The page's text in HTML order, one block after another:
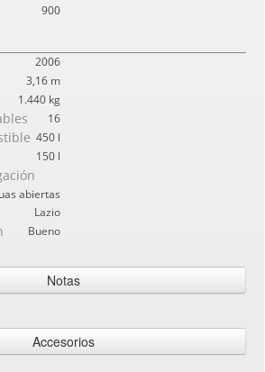
900
2006
3,16 m
1.440 kg
16
450 l
150 l
abiertas
Lazio
Bueno
Notas
Rollbar con luces, baño bajo la consola,
de conducción. VHF 2023 GArmin . Teca
Accesorios